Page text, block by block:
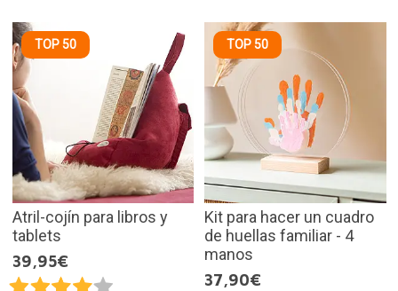
TOP 50
Atril-cojín para libros y
tablets
39,95€
TOP 50
Kit para hacer un cuadro
de huellas familiar - 4
manos
37,90€